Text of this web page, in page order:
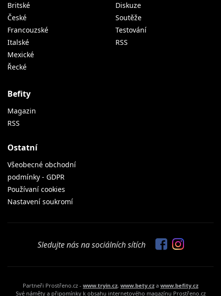
Britské
České
Francouzské
Italské
Mexické
Řecké
Diskuze
Soutěže
Testování
RSS
Befity
Magazin
RSS
Ostatní
Všeobecné obchodní
podmínky - GDPR
Používaní cookies
Nastavení soukromí
Sledujte nás na sociálních sítích
Partneři Prostřeno.cz - www.tryin.cz, www.bety.cz a www.befity.cz
Své náměty a připomínky k obsahu internetového magazínu Prostřeno.cz